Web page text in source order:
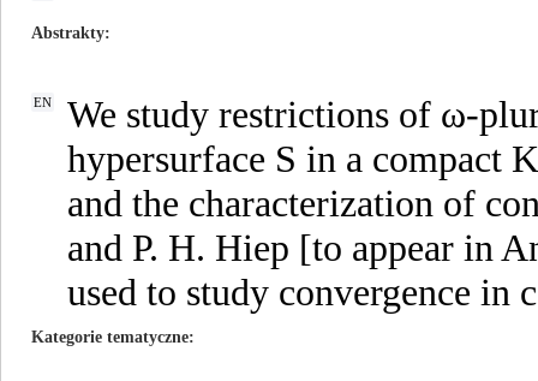
Abstrakty
EN
We study restrictions of ω-
hypersurface S in a compact
and the characterization of
and P. H. Hiep [to appear in
used to study convergence in
Kategorie tematyczne